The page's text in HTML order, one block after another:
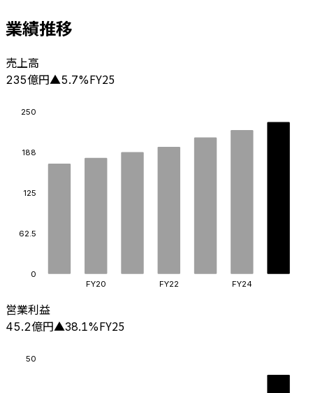
業績推移
売上高
235億円▲5.7%FY25
0
62.5
125
188
250
FY20 FY22 FY24
営業利益
45.2億円▲38.1%FY25
50